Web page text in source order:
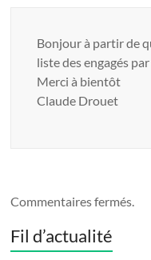
Bonjour à partir de
liste des engagés
Merci à bientôt
Claude Drouet
Commentaires fermés.
Fil d’actualité